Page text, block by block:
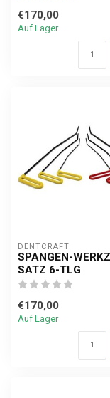
€170,00
Auf Lager
DENTCRAFT
SPANGEN-
SATZ 6-TLG
€170,00
Auf Lager